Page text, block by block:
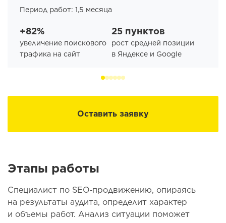
Период работ: 1,5 месяца
+82%
увеличение поискового
трафика на сайт
25 пунктов
рост средней позиции
в Яндексе и Google
Оставить заявку
Этапы работы
Специалист по SEO‑продвижению, опираясь
на результаты аудита, определит характер
и объемы работ. Анализ ситуации поможет